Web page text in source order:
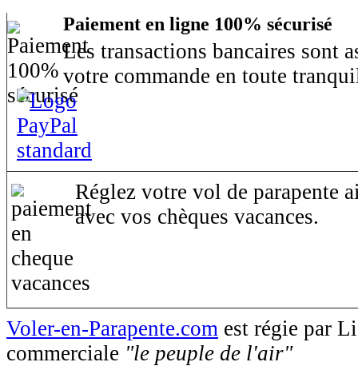
Paiement en ligne 100% sécurisé
Les transactions bancaires sont
votre commande en toute
Réglez votre vol de parapente
avec vos chèques vacances.
Voler-en-Parapente.com est régie par
commerciale "le peuple de l'air"